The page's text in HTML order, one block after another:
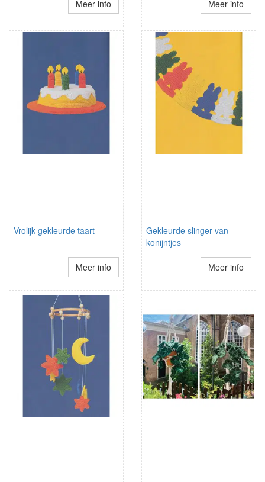
Meer info Meer info
Vrolijk gekleurde taart
Meer info
Gekleurde slinger van
konijntjes
Meer info